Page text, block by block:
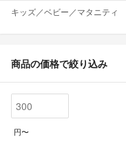
キッズ／ベビー／マタニティ
商品の価格で絞り込み
円〜